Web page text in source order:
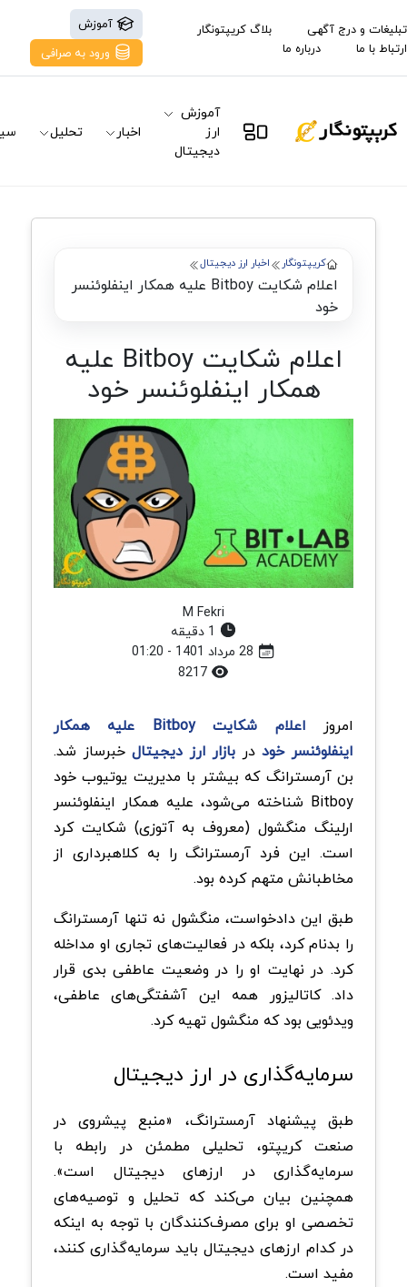
تبلیغات و درج آگهی
بلاگ کریپتونگار
ارتباط با ما
درباره ما
آموزش
ورود به صرافی
آموزش
ارز
دیجیتال
اخبار تحلیل
کریپتونگار اخبار ارز دیجیتال
اعلام شکایت Bitboy علیه همکار اینفلوئنسر
خود
اعلام شکایت Bitboy علیه
همکار اینفلوئنسر خود
M Fekri
امروز اعلام شکایت
Bitboy علیه همکار
اینفلوئنسر خوددر بازار ارز دیجیتالخبرساز شد.
بن آرمسترانگ که بیشتر با مدیریت یوتیوب خود
Bitboy شناخته می‌شود، علیه همکار اینفلوئنسر
ارلینگ منگشول (معروف به آتوزی) شکایت کرد
است. این فرد آرمسترانگ را به کلاهبرداری از
مخاطبانش متهم کرده بود.
طبق این دادخواست، منگشول نه تنها آرمسترانگ
را بدنام کرد، بلکه در فعالیت‌های تجاری او مداخله
کرد. در نهایت او را در وضعیت عاطفی بدی قرار
داد. کاتالیزور همه این آشفتگی‌های عاطفی،
ویدئویی بود که منگشول تهیه کرد.
سرمایه‌گذاری در ارز دیجیتال
طبق پیشنهاد آرمسترانگ، «منبع پیشروی در
صنعت کریپتو، تحلیلی مطمئن در رابطه با
سرمایه‌گذاری در ارزهای دیجیتال است».
همچنین بیان می‌کند که تحلیل و توصیه‌های
تخصصی او برای مصرف‌کنندگان با توجه به اینکه
در کدام ارزهای دیجیتال باید سرمایه‌گذاری کنند،
مفید است.